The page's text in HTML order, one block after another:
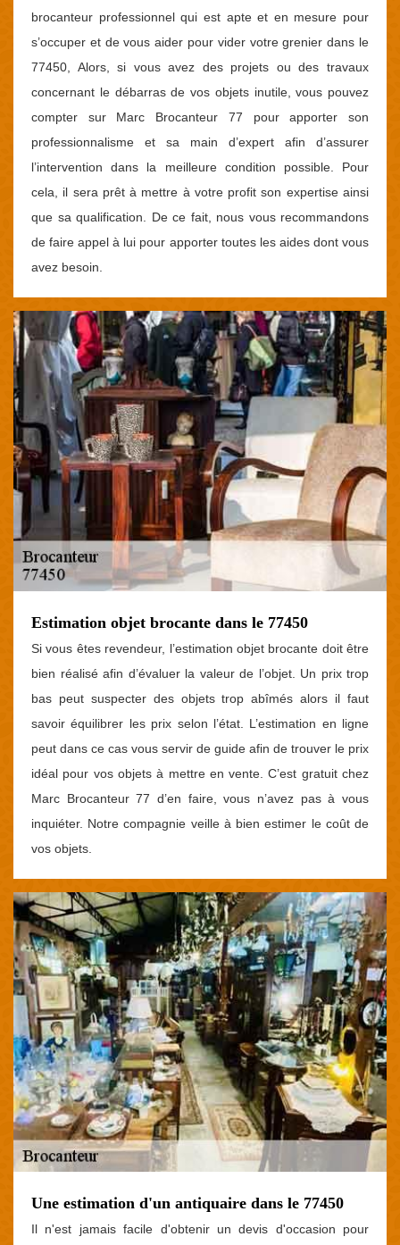
brocanteur professionnel qui est apte et en mesure pour
s’occuper et de vous aider pour vider votre grenier dans le
77450, Alors, si vous avez des projets ou des travaux
concernant le débarras de vos objets inutile, vous pouvez
compter sur Marc Brocanteur 77 pour apporter son
professionnalisme et sa main d’expert afin d’assurer
l’intervention dans la meilleure condition possible. Pour
cela, il sera prêt à mettre à votre profit son expertise ainsi
que sa qualification. De ce fait, nous vous recommandons
de faire appel à lui pour apporter toutes les aides dont vous
avez besoin.
Estimation objet brocante dans le 77450
Si vous êtes revendeur, l’estimation objet brocante doit être
bien réalisé afin d’évaluer la valeur de l’objet. Un prix trop
bas peut suspecter des objets trop abîmés alors il faut
savoir équilibrer les prix selon l’état. L’estimation en ligne
peut dans ce cas vous servir de guide afin de trouver le prix
idéal pour vos objets à mettre en vente. C’est gratuit chez
Marc Brocanteur 77 d’en faire, vous n’avez pas à vous
inquiéter. Notre compagnie veille à bien estimer le coût de
vos objets.
Une estimation d'un antiquaire dans le 77450
Il n'est jamais facile d'obtenir un devis d'occasion pour